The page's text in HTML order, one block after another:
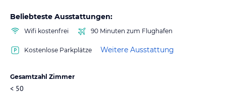
Beliebteste Ausstattungen:
Wifi kostenfrei 90 Minuten zum Flughafen
Kostenlose Parkplätze Weitere Ausstattung
Gesamtzahl Zimmer
< 50